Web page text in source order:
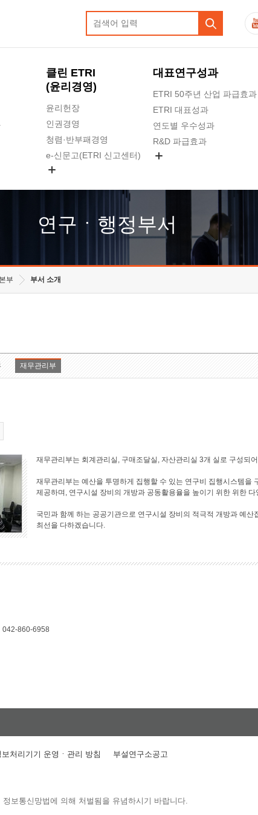
클린 ETRI
(윤리경영)
윤리헌장
인권경영
청렴·반부패경영
e-신문고(ETRI 신고센터)
고객의소리
수의계약 현황
대표연구성과
ETRI 50주년 산업 파급효과
ETRI 대표성과
연도별 우수성과
R&D 파급효과
연구ㆍ행정부서
부 부서 소개
재무관리부
재무관리부는 회계관리실, 구매조달실, 자산관리실 3개 실로 구성되
재무관리부는 예산을 투명하게 집행할 수 있는 연구비 집행시스템을
제공하며, 연구시설 장비의 개방과 공동활용율을 높이기 위한 위한
국민과 함께 하는 공공기관으로 연구시설 장비의 적극적 개방과 예
최선을 다하겠습니다.
042-860-6958
보처리기기 운영ㆍ관리 방침 부설연구소공고
보통신망법에 의해 처벌됨을 유념하시기 바랍니다.